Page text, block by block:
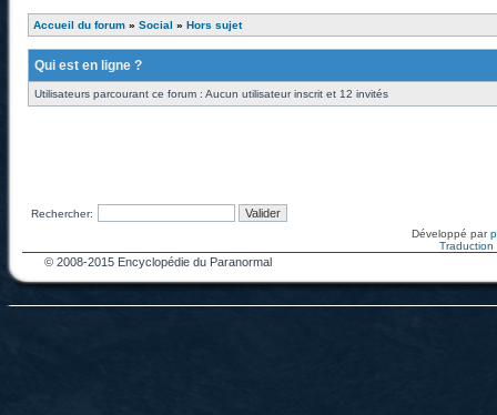
Accueil du forum » Social » Hors sujet
Qui est en ligne ?
Utilisateurs parcourant ce forum : Aucun utilisateur inscrit et 12 invités
Rechercher:
Développé par
Traduction
© 2008-2015 Encyclopédie du Paranormal